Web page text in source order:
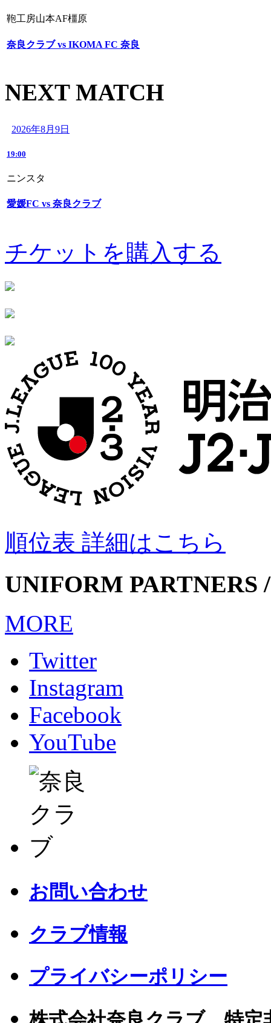
鞄工房山本AF橿原
奈良クラブ vs IKOMA FC 奈良
NEXT MATCH
2026年8月9日
19:00
ニンスタ
愛媛FC vs 奈良クラブ
チケットを購入する
順位表 詳細はこちら
UNIFORM PARTNERS
MORE
Twitter
Instagram
Facebook
YouTube
お問い合わせ
クラブ情報
プライバシーポリシー